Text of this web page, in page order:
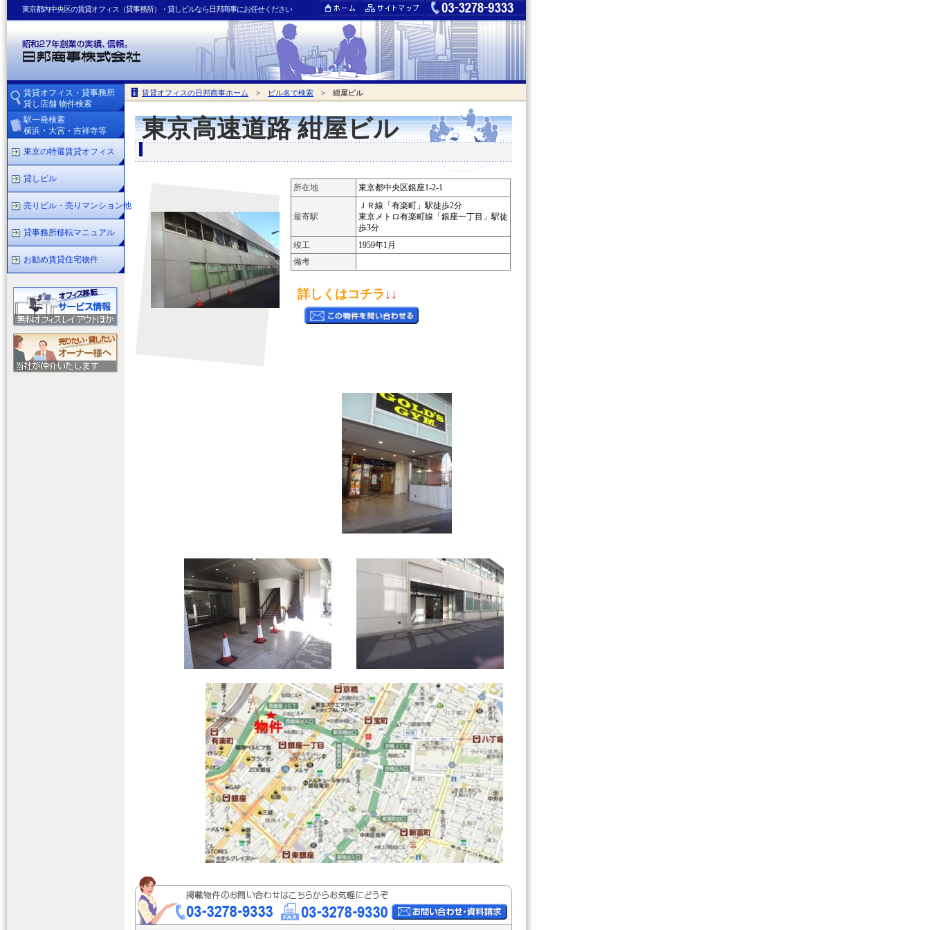
東京都内中央区の賃貸オフィス（貸事務所）・貸しビルなら日邦商事にお任せください
賃貸オフィスの日邦商事ホーム > ビル名で検索 > 紺屋ビル
東京高速道路 紺屋ビル
所在地 東京都中央区銀座1-2-1
最寄駅
ＪＲ線「有楽町」駅徒歩2分
東京メトロ有楽町線「銀座一丁目」駅徒
歩3分
竣工
1959年1月
備考
詳しくはコチラ ↓↓
賃貸オフィス・貸事務所
貸し店舗 物件検索
駅一発検索
横浜・大宮・吉祥寺等
東京の特選賃貸オフィス
貸しビル
売りビル・売りマンション他
貸事務所移転マニュアル
お勧め賃貸住宅物件